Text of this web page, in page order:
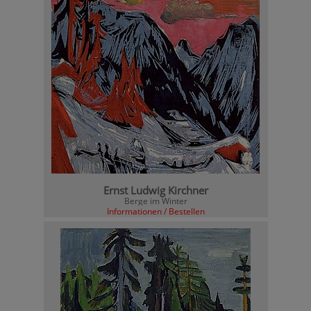
Ernst Ludwig Kirchner
Berge im Winter
Informationen / Bestellen